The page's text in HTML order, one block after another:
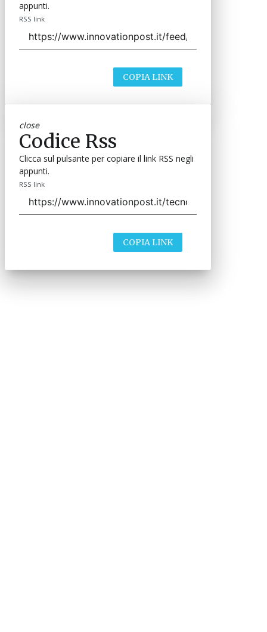
appunti.
RSS link
COPIA LINK
close
Codice Rss
Clicca sul pulsante per copiare il link RSS negli
appunti.
RSS link
COPIA LINK